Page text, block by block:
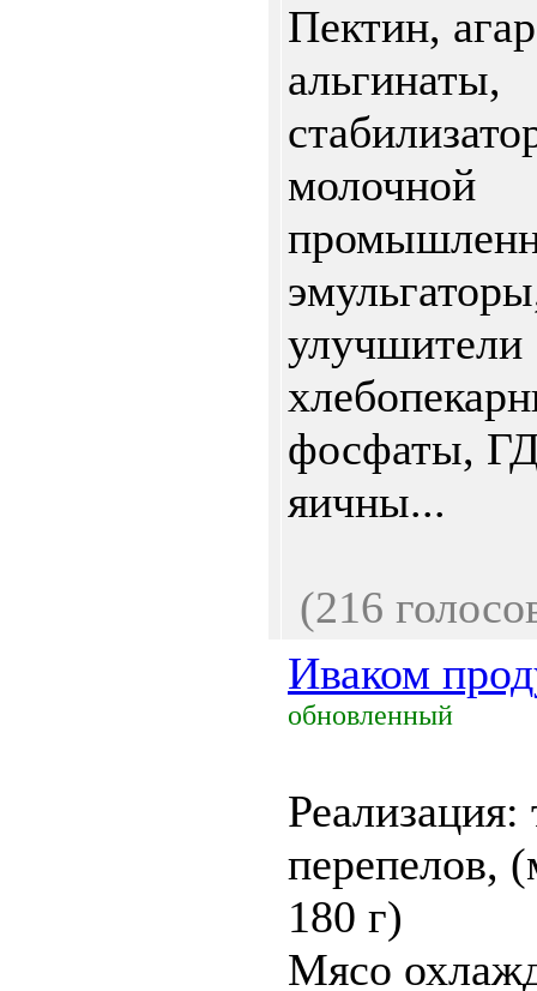
Пектин,
альгинаты,
молочной
улучшители
фосфаты,
яичны...
(216
Иваком
обновленный
перепелов,
180 г)
Мясо